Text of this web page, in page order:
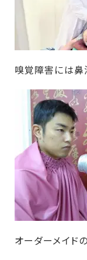
嗅覚障害には鼻
オーダーメイド